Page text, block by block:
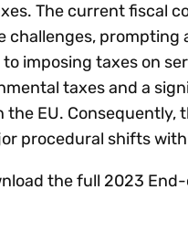
The current fiscal
challenges, prompting
imposing taxes on
taxes and a
EU. Consequently,
procedural shifts
the full 2023 End-